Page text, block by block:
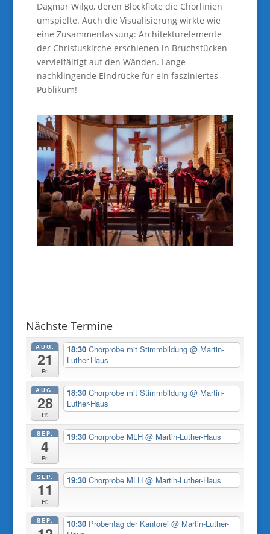
Dagmar Wilgo, deren Blockflöte die Chorlinien
umspielte. Auch die Visualisierung wirkte wie
eine Zusammenfassung: Architekturelemente
der Christuskirche erschienen in Bruchstücken
vervielfältigt auf den Wänden. Lange
nachklingende Eindrücke für ein fasziniertes
Publikum!
Nächste Termine
AUG.
21
Fr.
18:30Chorprobe mit Stimmbildung@ Martin-
Luther-Haus
AUG.
28
Fr.
18:30Chorprobe mit Stimmbildung@ Martin-
Luther-Haus
SEP.
4
Fr.
19:30Chorprobe MLH@ Martin-Luther-Haus
SEP.
11
Fr.
19:30Chorprobe MLH@ Martin-Luther-Haus
SEP. 10:30 Probentag der Kantorei@ Martin-Luther-